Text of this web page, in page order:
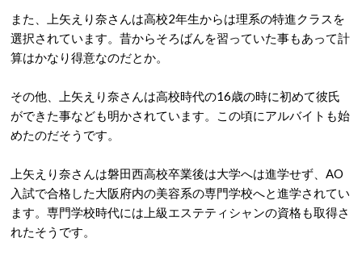
また、上矢えり奈さんは高校2年生からは理系の特進クラスを
選択されています。昔からそろばんを習っていた事もあって計
算はかなり得意なのだとか。
その他、上矢えり奈さんは高校時代の16歳の時に初めて彼氏
ができた事なども明かされています。この頃にアルバイトも始
めたのだそうです。
上矢えり奈さんは磐田西高校卒業後は大学へは進学せず、AO
入試で合格した大阪府内の美容系の専門学校へと進学されてい
ます。専門学校時代には上級エステティシャンの資格も取得さ
れたそうです。